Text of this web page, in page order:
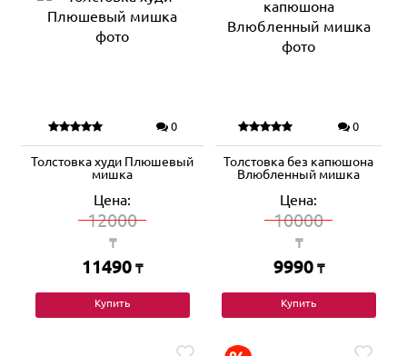
0
Толстовка худи Плюшевый
мишка
Цена:
12000
₸
11490 ₸
Купить
0
Толстовка без капюшона
Влюбленный мишка
Цена:
10000
₸
9990 ₸
Купить